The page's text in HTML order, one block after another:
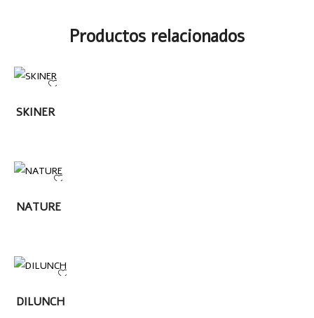
Productos relacionados
MÁS
SKINER
MÁS
NATURE
LEER MÁS
DILUNCH